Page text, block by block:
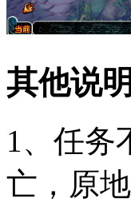
其他说
1、任务
亡，原